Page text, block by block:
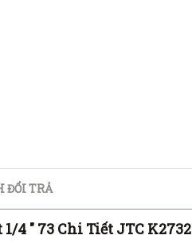
ĐỔI TRẢ
4 " 73 Chi Tiết JTC K2732